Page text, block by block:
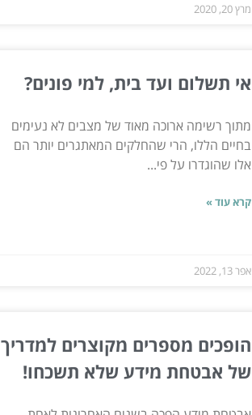
מרץ 20, 2020
אי תשלום ועד בית, למי פונים?
מתוך רשימה ארוכה מאוד של מצבים לא נעימים
בחיים הללו, הרי שהחלקים המאתגרים יותר הם
אלו שהוגדרו על פי...
קרא עוד »
אפר 13, 2022
הופכים מספרים מקוצרים למדריך
של אבטחת מידע שלא תשכחו!